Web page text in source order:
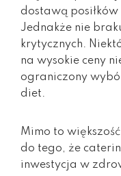
dostawą
Jednakże nie
krytycznych.
na wysokie ceny
ograniczony
diet.
Mimo to
do tego, że
inwestycja w